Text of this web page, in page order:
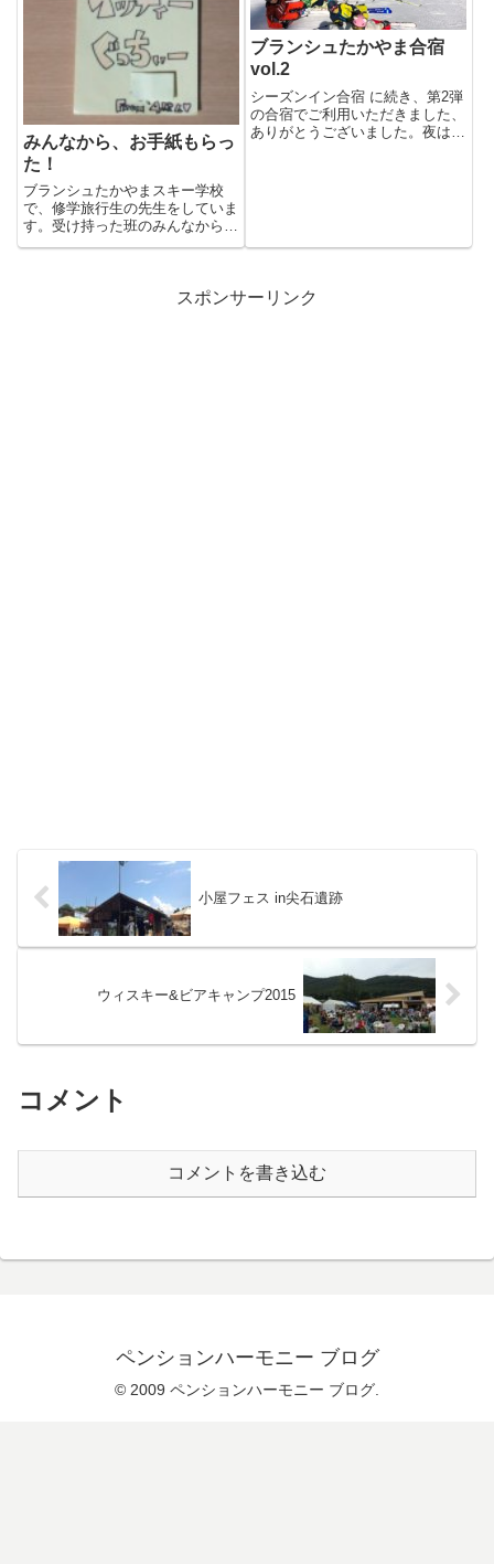
みんなから、お手紙もらっ
た！
ブランシュたかやまスキー学校
で、修学旅行生の先生をしていま
す。受け持った班のみんなから、
お手紙をもらいましたー。楽しく
ブランシュたかやま合宿
vol.2
シーズンイン合宿 に続き、第2弾
の合宿でご利用いただきました、
ありがとうございました。夜は、
スポンサーリンク
小屋フェス in尖石遺跡
ウィスキー&ビアキャンプ2015
コメント
コメントを書き込む
ペンションハーモニー ブログ
© 2009 ペンションハーモニー ブログ.